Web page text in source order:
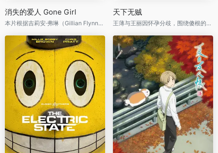
消失的爱人 Gone Girl
本片根据吉莉安·弗琳（Gillian Flynn）的同名小说改编
天下无贼
王薄与王丽因怀孕分歧，围绕傻根的辛苦钱展开一场贼与贼之间的斗智斗勇